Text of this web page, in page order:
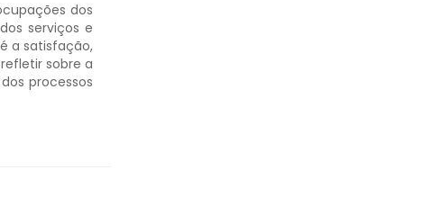
dos
serviços e
a satisfação,
sobre a
processos